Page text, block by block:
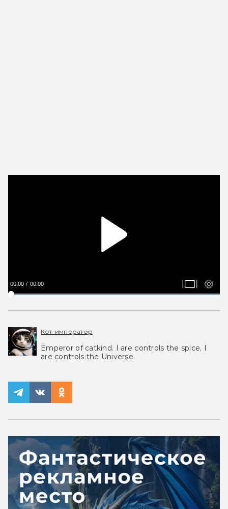
00:00 00:00
Кот-император
Emperor of catkind. I are controls the spice, I
are controls the Universe.